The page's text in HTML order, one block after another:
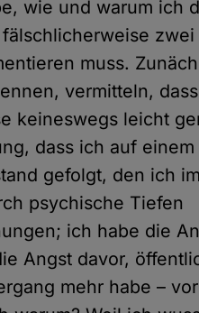
wie und warum ich
zwei
muss.
vermitteln,
keineswegs leicht
dass ich auf einem
gefolgt, den ich
psychische Tiefen
ich habe die
Angst davor,
mehr habe –